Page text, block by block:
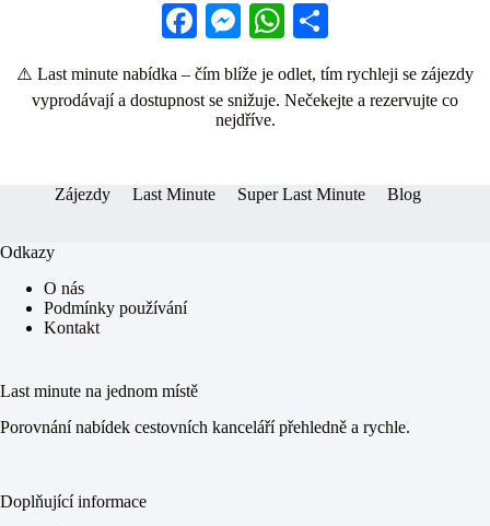
Fa
ce
bo
ok
M
es
se
ng
W
ts
ha
re
⚠️ Last minute nabídka – čím blíže je odlet, tím rychleji se zájezdy
vyprodávají a dostupnost se snižuje. Nečekejte a rezervujte co
nejdříve.
Zájezdy Last Minute Super Last Minute Blog
Odkazy
O nás
Podmínky používání
Kontakt
Last minute na jednom místě
Porovnání nabídek cestovních kanceláří přehledně a rychle.
Doplňující informace